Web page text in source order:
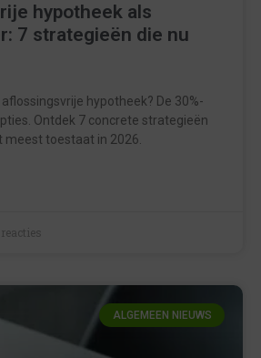
hypotheek als
7 strategieën die nu
hypotheek? De 30%-
Ontdek 7 concrete strategieën
meest toestaat in 2026.
ALGEMEEN NIEUWS